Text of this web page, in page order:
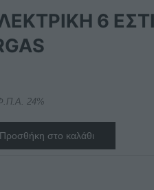
6
Φ.Π.Α. 24%
Προσθήκη στο καλάθι